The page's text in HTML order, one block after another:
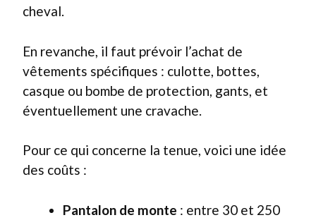
cheval.
En revanche, il faut prévoir l’achat de
vêtements spécifiques : culotte, bottes,
casque ou bombe de protection, gants, et
éventuellement une cravache.
Pour ce qui concerne la tenue, voici une idée
des coûts :
Pantalon de monte : entre 30 et 250